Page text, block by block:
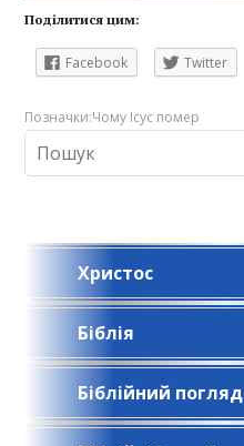
Поділитися цим:
Facebook Twitter
Позначки:Чому Ісус помер
Христос
Біблія
Біблійний погляд